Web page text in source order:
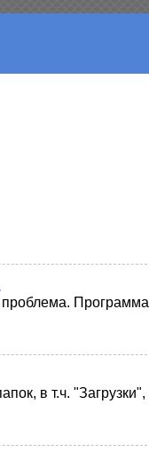
проблема. Программа
в т.ч. "Загрузки",